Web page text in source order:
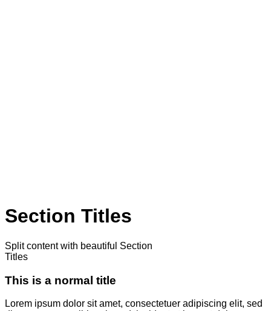
Section Titles
Split content with beautiful Section
Titles
This is a normal title
Lorem ipsum dolor sit amet, consectetuer adipiscing elit, sed